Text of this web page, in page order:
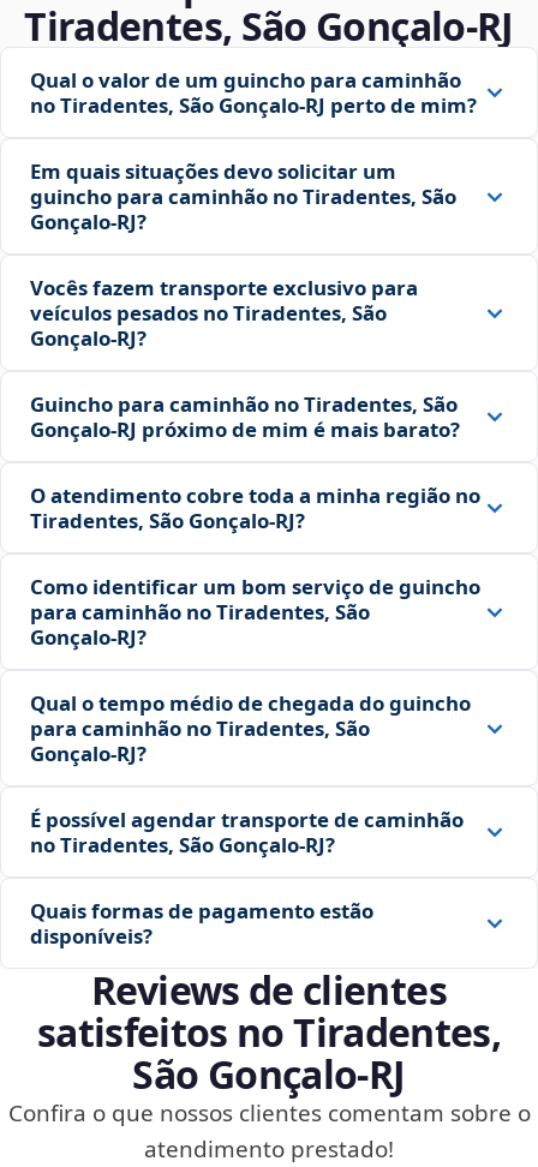
Tiradentes, São Gonçalo‑RJ
Qual o valor de um guincho para caminhão
no Tiradentes, São Gonçalo‑RJ perto de mim?
Em quais situações devo solicitar um
guincho para caminhão no Tiradentes, São
Gonçalo‑RJ?
Vocês fazem transporte exclusivo para
veículos pesados no Tiradentes, São
Gonçalo‑RJ?
Guincho para caminhão no Tiradentes, São
Gonçalo‑RJ próximo de mim é mais barato?
O atendimento cobre toda a minha região no
Tiradentes, São Gonçalo‑RJ?
Como identificar um bom serviço de guincho
para caminhão no Tiradentes, São
Gonçalo‑RJ?
Qual o tempo médio de chegada do guincho
para caminhão no Tiradentes, São
Gonçalo‑RJ?
É possível agendar transporte de caminhão
no Tiradentes, São Gonçalo‑RJ?
Quais formas de pagamento estão
disponíveis?
Reviews de clientes
satisfeitos no Tiradentes,
São Gonçalo‑RJ
Confira o que nossos clientes comentam sobre o
atendimento prestado!